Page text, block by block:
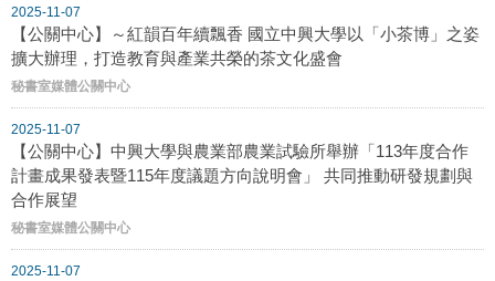
2025-11-07
【公關中心】～紅韻百年續飄香 國立中興大學以「小茶博」之姿
擴大辦理，打造教育與產業共榮的茶文化盛會
秘書室媒體公關中心
2025-11-07
【公關中心】中興大學與農業部農業試驗所舉辦「113年度合作
計畫成果發表暨115年度議題方向說明會」 共同推動研發規劃與
合作展望
秘書室媒體公關中心
2025-11-07